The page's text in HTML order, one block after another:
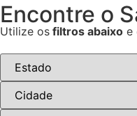
Encontre o
Utilize os filtros abaixo e